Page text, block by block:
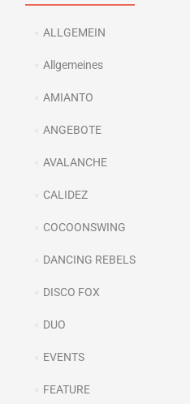
ALLGEMEIN
Allgemeines
AMIANTO
ANGEBOTE
AVALANCHE
CALIDEZ
COCOONSWING
DANCING REBELS
DISCO FOX
DUO
EVENTS
FEATURE